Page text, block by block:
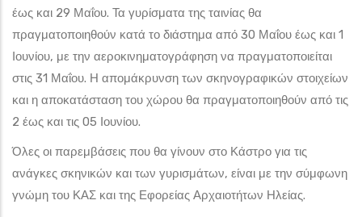
έως και 29 Μαΐου. Τα γυρίσματα της ταινίας θα
πραγματοποιηθούν κατά το διάστημα από 30 Μαΐου έως και 1
Ιουνίου, με την αεροκινηματογράφηση να πραγματοποιείται
στις 31 Μαΐου. Η απομάκρυνση των σκηνογραφικών στοιχείων
και η αποκατάσταση του χώρου θα πραγματοποιηθούν από τις
2 έως και τις 05 Ιουνίου.
Όλες οι παρεμβάσεις που θα γίνουν στο Κάστρο για τις
ανάγκες σκηνικών και των γυρισμάτων, είναι με την σύμφωνη
γνώμη του ΚΑΣ και της Εφορείας Αρχαιοτήτων Ηλείας.